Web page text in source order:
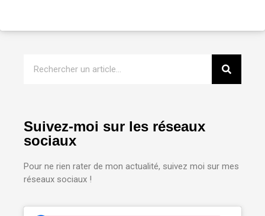
Suivez-moi sur les réseaux
sociaux
Pour ne rien rater de mon actualité, suivez moi sur mes
réseaux sociaux !